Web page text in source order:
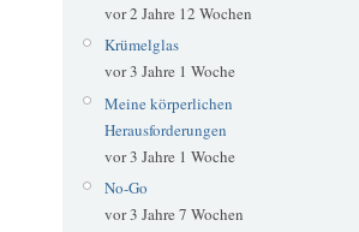
vor 2 Jahre 12 Wochen
Krümelglas
vor 3 Jahre 1 Woche
Meine körperlichen
Herausforderungen
vor 3 Jahre 1 Woche
No-Go
vor 3 Jahre 7 Wochen